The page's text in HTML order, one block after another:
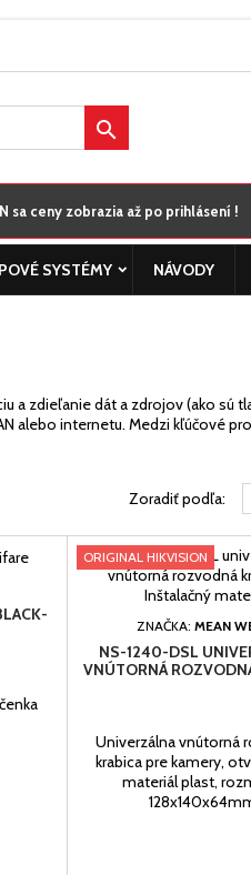

sa ceny zobrazia až po prihlásení !
SYSTÉMY NÁVODY
a zdieľanie dát a zdrojov (ako sú
alebo internetu. Medzi kľúčové
Zoradiť podľa:
ORIGINAL HIKVISION
ZNAČKA: MEAN
NS-1240-DSL
VNÚTORNÁ
Univerzálna vnútorná
krabica pre kamery,
materiál plast,
×
nový zoznam
×
×
((createText))
×
zoznamu
((loginText))